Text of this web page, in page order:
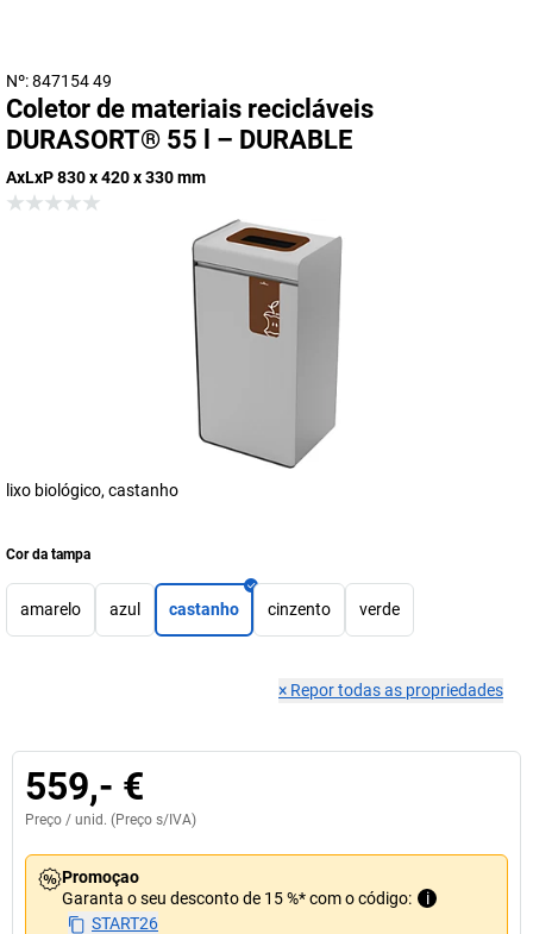
Nº: 847154 49
Coletor de materiais recicláveis
DURASORT® 55 l – DURABLE
AxLxP 830 x 420 x 330 mm
lixo biológico, castanho
Cor da tampa
amarelo azul castanho cinzento verde
× Repor todas as propriedades
559,- €
Preço / unid. (Preço s/IVA)
Promoçao
Garanta o seu desconto de 15 %* com o código:
i
START26